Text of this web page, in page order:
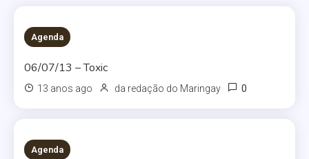
Agenda
06/07/13 – Toxic
13 anos ago da redação do Maringay 0
Agenda